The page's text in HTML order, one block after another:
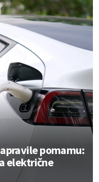
pomamu:
električne